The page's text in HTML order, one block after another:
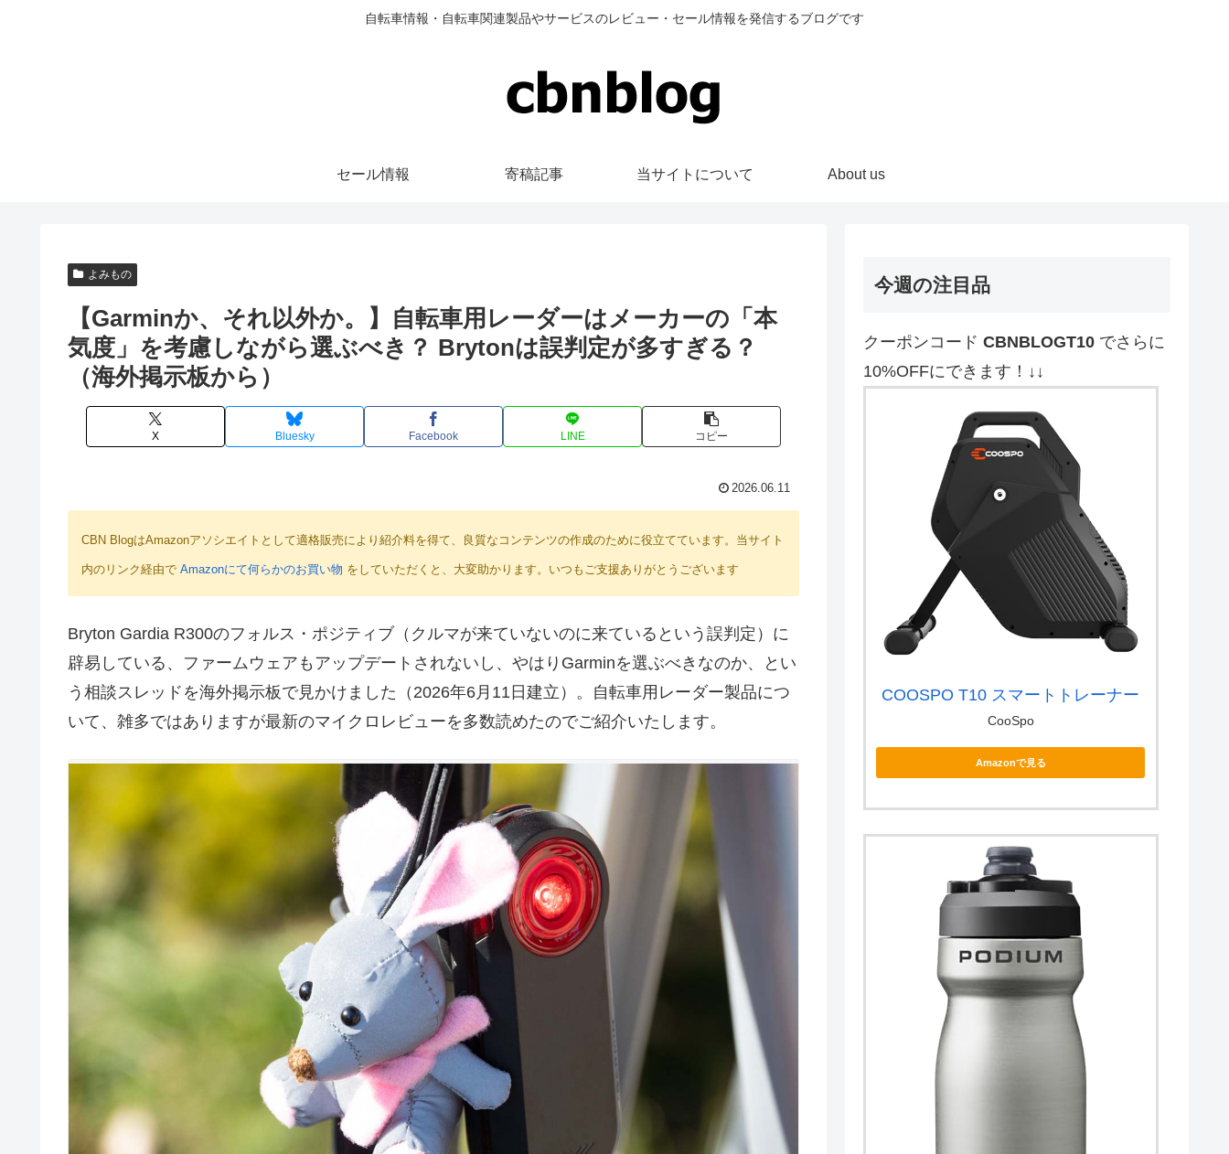
自転車情報・自転車関連製品やサービスのレビュー・セール情報を発信するブログです
セール情報 寄稿記事 当サイトについて About us
よみもの
【Garminか、それ以外か。】自転車用レーダーはメーカーの「本
気度」を考慮しながら選ぶべき？ Brytonは誤判定が多すぎる？
（海外掲示板から）
X Bluesky Facebook LINE コピー
2026.06.11
CBN BlogはAmazonアソシエイトとして適格販売により紹介料を得て、良質なコンテンツの作成のために役立てています。当サイト
内のリンク経由で Amazonにて何らかのお買い物 をしていただくと、大変助かります。いつもご支援ありがとうございます
Bryton Gardia R300のフォルス・ポジティブ（クルマが来ていないのに来ているという誤判定）に
辟易している、ファームウェアもアップデートされないし、やはりGarminを選ぶべきなのか、とい
う相談スレッドを海外掲示板で見かけました（2026年6月11日建立）。自転車用レーダー製品につ
いて、雑多ではありますが最新のマイクロレビューを多数読めたのでご紹介いたします。
今週の注目品
クーポンコード CBNBLOGT10 でさらに
10%OFFにできます！↓↓
COOSPO T10 スマートトレーナー
CooSpo
Amazonで見る